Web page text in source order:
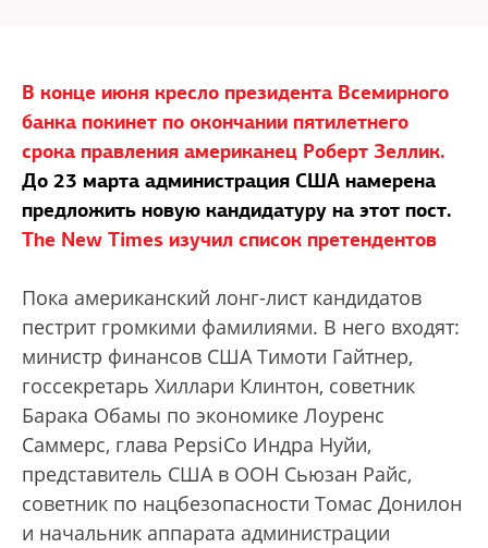
В конце июня кресло президента Всемирного
банка покинет по окончании пятилетнего
срока правления американец Роберт Зеллик.
До 23 марта администрация США намерена
предложить новую кандидатуру на этот пост.
The New Times изучил список претендентов
Пока американский лонг-лист кандидатов
пестрит громкими фамилиями. В него входят:
министр финансов США Тимоти Гайтнер,
госсекретарь Хиллари Клинтон, советник
Барака Обамы по экономике Лоуренс
Саммерс, глава PepsiСo Индра Нуйи,
представитель США в ООН Сьюзан Райс,
советник по нацбезопасности Томас Донилон
и начальник аппарата администрации